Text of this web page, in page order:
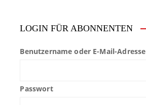
LOGIN FÜR ABONNENTEN
Benutzername oder E-Mail-Adresse
Passwort